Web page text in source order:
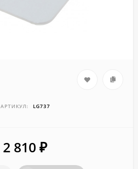
АРТИКУЛ: LG737
2 810 ₽